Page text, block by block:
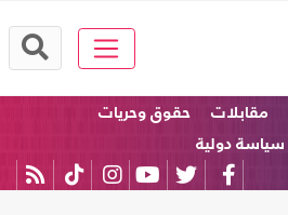
مقابلات
حقوق وحريات
سياسة دولية